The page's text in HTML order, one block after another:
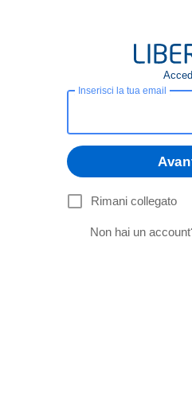
Inserisci la tua email
Rimani collegato
Non hai un